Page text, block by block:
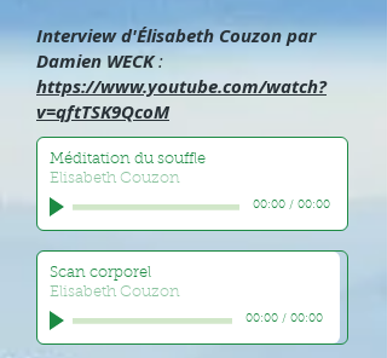
Interview d'Élisabeth Couzon par
Damien WECK:
https://www.youtube.com/watch?
v=qftTSK9QcoM
Méditation du souffle
Elisabeth Couzon
00:00 / 00:00
Scan corporel
Elisabeth Couzon
00:00 / 00:00